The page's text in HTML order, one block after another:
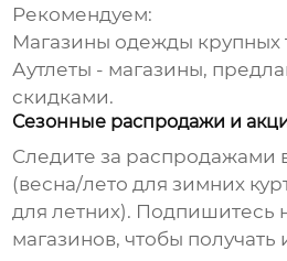
Рекомендуем:
Магазины одежды крупных
Аутлеты - магазины,
скидками.
Сезонные распродажи и
Следите за распродажами
(весна/лето для зимних
для летних). Подпишитесь
магазинов, чтобы